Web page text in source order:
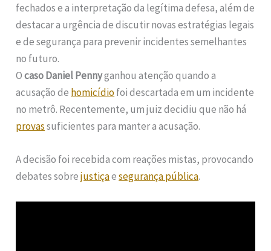
fechados e a interpretação da legítima defesa, além de
destacar a urgência de discutir novas estratégias legais
e de segurança para prevenir incidentes semelhantes
no futuro.
Ocaso Daniel Pennyganhou atenção quando a
acusação de homicídiofoi descartada em um incidente
no metrô. Recentemente, um juiz decidiu que não há
provassuficientes para manter a acusação.
A decisão foi recebida com reações mistas, provocando
debates sobrejustiçaesegurança pública.